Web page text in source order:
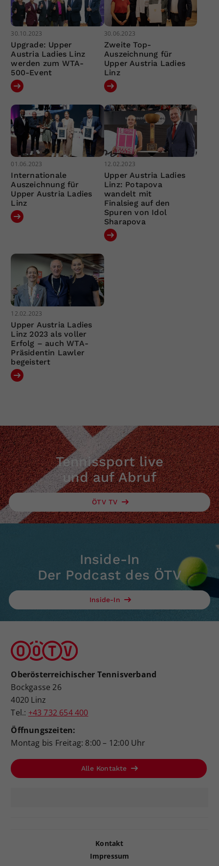
30.10.2023
Upgrade: Upper
Austria Ladies Linz
werden zum WTA-
500-Event
30.06.2023
Zweite Top-
Auszeichnung für
Upper Austria Ladies
Linz
01.06.2023
Internationale
Auszeichnung für
Upper Austria Ladies
Linz
12.02.2023
Upper Austria Ladies
Linz: Potapova
wandelt mit
Finalsieg auf den
Spuren von Idol
Sharapova
12.02.2023
Upper Austria Ladies
Linz 2023 als voller
Erfolg – auch WTA-
Präsidentin Lawler
begeistert
Tennissport live
und auf Abruf
ÖTV TV
Inside-In
Der Podcast des ÖTV
Inside-In
Oberösterreichischer Tennisverband
Bockgasse 26
4020 Linz
Tel.: +43 732 654 400
Öffnungszeiten:
Montag bis Freitag: 8:00 – 12:00 Uhr
Alle Kontakte
Kontakt
Impressum